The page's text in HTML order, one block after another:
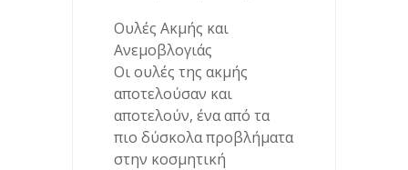
Ουλές Ακμής και
Ανεμοβλογιάς
Οι ουλές της ακμής
αποτελούσαν και
αποτελούν, ένα από τα
πιο δύσκολα προβλήματα
στην κοσμητική